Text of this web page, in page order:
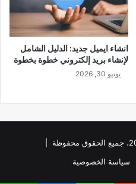
انشاء ايميل جديد: الدليل الشامل
لإنشاء بريد إلكتروني خطوة بخطوة
يونيو 30, 2026
سياسة الخصوصية